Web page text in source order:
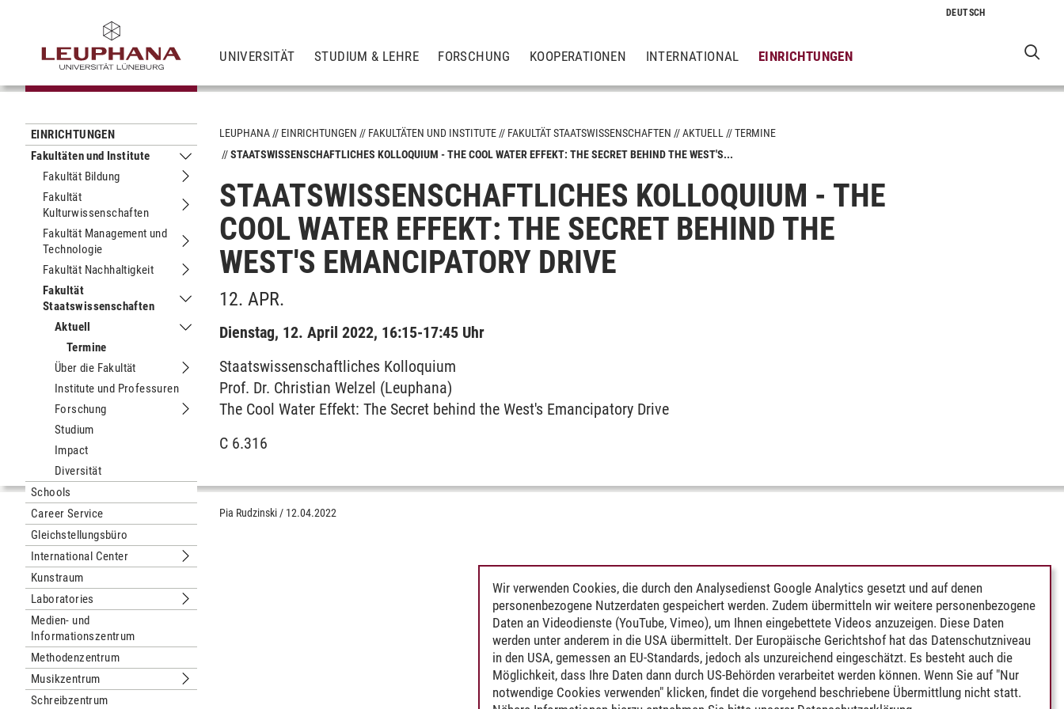
UNIVERSITÄT STUDIUM & LEHRE FORSCHUNG KOOPERATIONEN INTERNATIONAL EINRICHTUNGEN
EINRICHTUNGEN
Fakultäten und Institute
Untermenu Fakultäten und Institute
Fakultät Bildung
Untermenu Fakultät Bildung
Fakultät
Kulturwissenschaften
Untermenu Fakultät Kulturwissenschaften
Fakultät Management und
Technologie
Untermenu Fakultät Management und Technologie
Fakultät Nachhaltigkeit
Untermenu Fakultät Nachhaltigkeit
Fakultät
Staatswissenschaften
Untermenu Fakultät Staatswissenschaften
Aktuell
Untermenu Aktuell
Termine
Über die Fakultät
Untermenu Über die Fakultät
Institute und Professuren
Forschung
Untermenu Forschung
Studium
Impact
Diversität
Schools
Career Service
Gleichstellungsbüro
International Center
Untermenu International Center
Kunstraum
Laboratories
Untermenu Laboratories
Medien- und
Informationszentrum
Methodenzentrum
Musikzentrum
Untermenu Musikzentrum
Schreibzentrum
LEUPHANA EINRICHTUNGEN FAKULTÄTEN UND INSTITUTE FAKULTÄT STAATSWISSENSCHAFTEN AKTUELL
TERMINE
STAATSWISSENSCHAFTLICHES KOLLOQUIUM - THE COOL WATER EFFEKT: THE SECRET BEHIND THE WEST'S...
STAATSWISSENSCHAFTLICHES KOLLOQUIUM - THE
COOL WATER EFFEKT: THE SECRET BEHIND THE
WEST'S EMANCIPATORY DRIVE
12. APR.
Dienstag, 12. April 2022, 16:15-17:45 Uhr
Staatswissenschaftliches Kolloquium
Prof. Dr. Christian Welzel (Leuphana)
The Cool Water Effekt: The Secret behind the West's Emancipatory Drive
C 6.316
Pia Rudzinski / 12.04.2022
Wir verwenden Cookies, die durch den Analysedienst Google Analytics gesetzt und auf denen
personenbezogene Nutzerdaten gespeichert werden. Zudem übermitteln wir weitere personenbezogene
Daten an Videodienste (YouTube, Vimeo), um Ihnen eingebettete Videos anzuzeigen. Diese Daten
werden unter anderem in die USA übermittelt. Der Europäische Gerichtshof hat das Datenschutzniveau
in den USA, gemessen an EU-Standards, jedoch als unzureichend eingeschätzt. Es besteht auch die
Möglichkeit, dass Ihre Daten dann durch US-Behörden verarbeitet werden können. Wenn Sie auf "Nur
notwendige Cookies verwenden" klicken, findet die vorgehend beschriebene Übermittlung nicht statt.